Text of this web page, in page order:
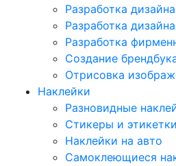
Разработка
Разработка
Разработка
Создание
Отрисовка
Наклейки
Разновидные
Стикеры и этикетки
Наклейки на авто
Самоклеющиеся